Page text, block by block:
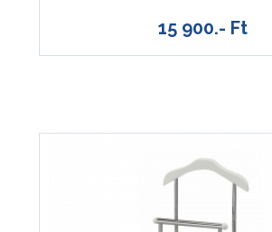
15 900.- Ft